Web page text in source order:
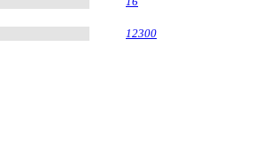
12300